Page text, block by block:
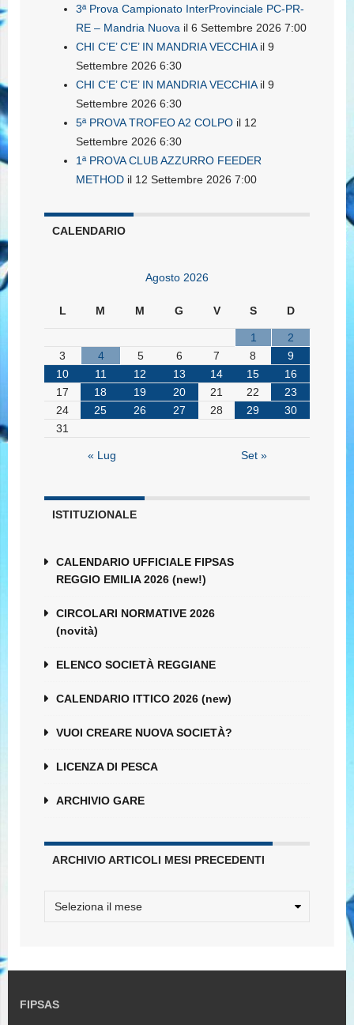
3ª Prova Campionato InterProvinciale PC-PR-
RE – Mandria Nuova il 6 Settembre 2026 7:00
CHI C’E’ C’E’ IN MANDRIA VECCHIAil 9
Settembre 2026 6:30
CHI C’E’ C’E’ IN MANDRIA VECCHIAil 9
Settembre 2026 6:30
5ª PROVA TROFEO A2 COLPO il 12
Settembre 2026 6:30
1ª PROVA CLUB AZZURRO FEEDER
METHOD il 12 Settembre 2026 7:00
CALENDARIO
Agosto 2026
L M M G V S D
1
2
3
4 5 6 7 8
9
10
11 12 13 14 15
16
17
18 19 20 21 22
23
24
25 26 27 28 29
30
31
« Lug Set »
ISTITUZIONALE
CALENDARIO UFFICIALE FIPSAS
REGGIO EMILIA 2026 (new!)
CIRCOLARI NORMATIVE 2026
(novità)
ELENCO SOCIETÀ REGGIANE
CALENDARIO ITTICO 2026 (new)
VUOI CREARE NUOVA SOCIETÀ?
LICENZA DI PESCA
ARCHIVIO GARE
ARCHIVIO ARTICOLI MESI PRECEDENTI
FIPSAS